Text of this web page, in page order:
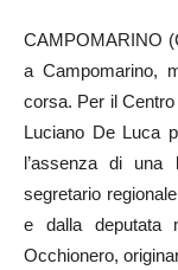
CAMPOMARINO
a Campomarino,
corsa. Per il
Luciano De Luca
l’assenza di
segretario
e dalla deputata
Occhionero,